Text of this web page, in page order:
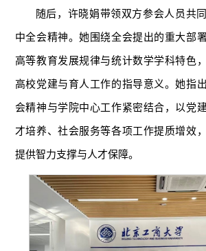
随后，许晓娟带领双方参会人员共
中全会精神。她围绕全会提出的重大部
高等教育发展规律与统计数学学科特色
高校党建与育人工作的指导意义。她指
会精神与学院中心工作紧密结合，以党
才培养、社会服务等各项工作提质增效
提供智力支撑与人才保障。